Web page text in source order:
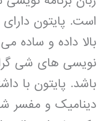
است. پایتون
بالا داده و ساده
نویسی های شی
باشد. پایتون با
دینامیک و مفسر